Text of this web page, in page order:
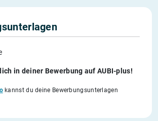
in deiner Bewerbung auf AUBI-plus!
kannst du deine Bewerbungsunterlagen